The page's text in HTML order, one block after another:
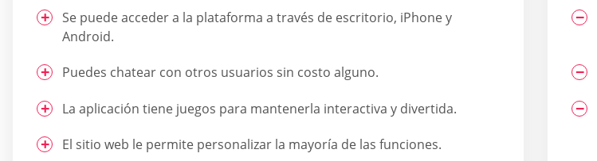
Se puede acceder a la plataforma a través de escritorio, iPhone y
Android.
Puedes chatear con otros usuarios sin costo alguno.
La aplicación tiene juegos para mantenerla interactiva y divertida.
El sitio web le permite personalizar la mayoría de las funciones.